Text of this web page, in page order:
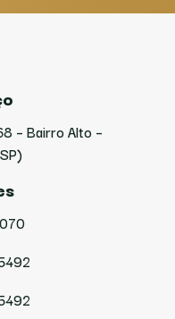
– Bairro Alto –